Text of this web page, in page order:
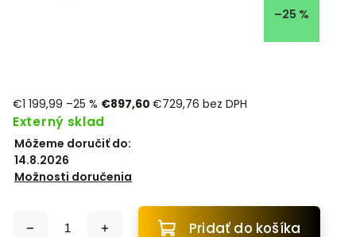
–25 %
€1 199,99 –25 % €897,60 €729,76 bez DPH
Externý sklad
Môžeme doručiť do:
14.8.2026
Možnosti doručenia
Pridať do košíka